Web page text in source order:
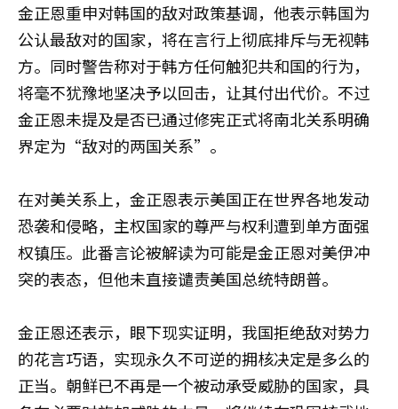
金正恩重申对韩国的敌对政策基调，他表示韩国为
公认最敌对的国家，将在言行上彻底排斥与无视韩
方。同时警告称对于韩方任何触犯共和国的行为，
将毫不犹豫地坚决予以回击，让其付出代价。不过
金正恩未提及是否已通过修宪正式将南北关系明确
界定为“敌对的两国关系”。
在对美关系上，金正恩表示美国正在世界各地发动
恐袭和侵略，主权国家的尊严与权利遭到单方面强
权镇压。此番言论被解读为可能是金正恩对美伊冲
突的表态，但他未直接谴责美国总统特朗普。
金正恩还表示，眼下现实证明，我国拒绝敌对势力
的花言巧语，实现永久不可逆的拥核决定是多么的
正当。朝鲜已不再是一个被动承受威胁的国家，具